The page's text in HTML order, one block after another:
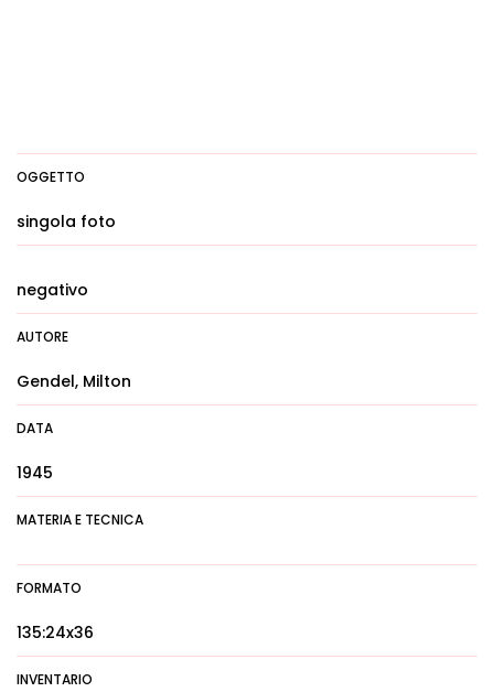
OGGETTO
singola foto
negativo
AUTORE
Gendel, Milton
DATA
1945
MATERIA E TECNICA
FORMATO
135:24x36
INVENTARIO